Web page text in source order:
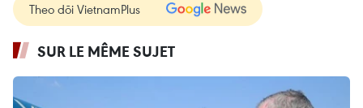
Theo dõi VietnamPlus
SUR LE MÊME SUJET